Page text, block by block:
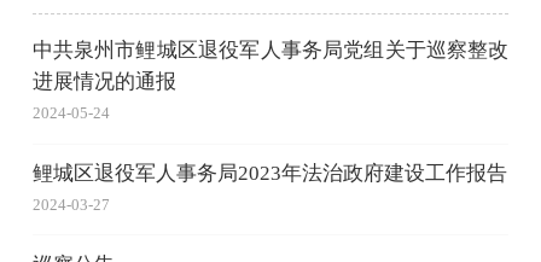
中共泉州市鲤城区退役军人事务局党组关于巡察整改
进展情况的通报
2024-05-24
鲤城区退役军人事务局2023年法治政府建设工作报告
2024-03-27